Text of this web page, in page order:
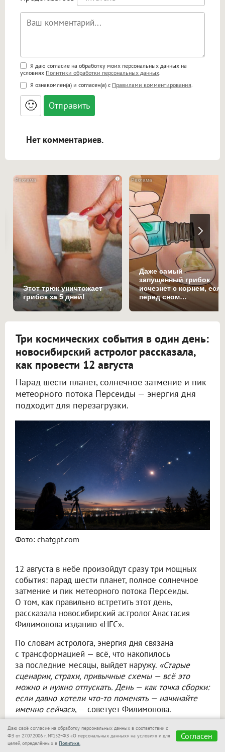
Поддержка HTML
<b>, <strong>, <u>, <i>, <em>, <s>, <big>,
<small>, <sup>, <sub>, <pre>, <ul>, <ol>, <li>,
<blockquote>, <code> экранирует HTML,
адреса URL автоматически становятся
ссылками, и [img]адрес[/img] будет
Я даю согласие на обработку моих персональных данных на
условиях Политики обработки персональных данных.
Я ознакомлен(а) и согласен(а) с Правилами комментирования.
🙂
Нет комментариев.
i
Этот трюк уничтожает
грибок за 5 дней!
Даже самый
запущенный грибок
исчезнет с корнем,
перед сном…
Три космических события в один день:
новосибирский астролог рассказала,
как провести 12 августа
Парад шести планет, солнечное затмение и пик
метеорного потока Персеиды — энергия дня
подходит для перезагрузки.
Фото: chatgpt.com
12 августа в небе произойдут сразу три мощных
события: парад шести планет, полное солнечное
затмение и пик метеорного потока Персеиды.
О том, как правильно встретить этот день,
рассказала новосибирский астролог Анастасия
Филимонова изданию «НГС».
По словам астролога, энергия дня связана
с трансформацией — всё, что накопилось
за последние месяцы, выйдет наружу. «Старые
сценарии, страхи, привычные схемы — всё это
можно и нужно отпускать. День — как точка сборки:
если давно хотели что-то поменять — начинайте
именно сейчас», — советует Филимонова.
Она рекомендует обратить внимание на личные
цели и задать себе вопрос: куда я иду и чего хочу
Даю своё согласие на обработку персональных данных в соответствии с
ФЗ от 27.07.2006 г. №152-ФЗ «О персональных данных» на условиях и для
целей, определённых в Политике.
Согласен